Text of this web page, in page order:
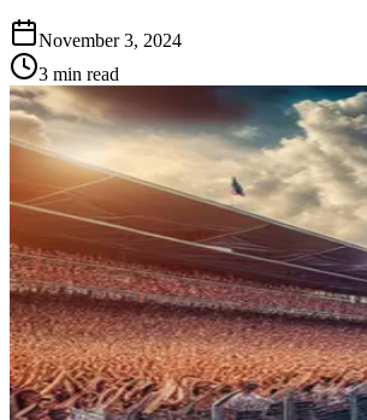
November 3, 2024
3 min read